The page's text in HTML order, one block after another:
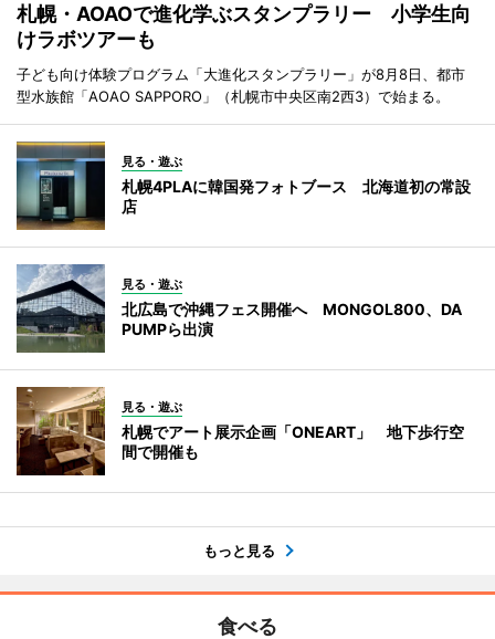
札幌・AOAOで進化学ぶスタンプラリー 小学生向
けラボツアーも
子ども向け体験プログラム「大進化スタンプラリー」が8月8日、都市
型水族館「AOAO SAPPORO」（札幌市中央区南2西3）で始まる。
見る・遊ぶ
札幌4PLAに韓国発フォトブース 北海道初の常設
店
見る・遊ぶ
北広島で沖縄フェス開催へ MONGOL800、DA
PUMPら出演
見る・遊ぶ
札幌でアート展示企画「ONEART」 地下歩行空
間で開催も
もっと見る
食べる